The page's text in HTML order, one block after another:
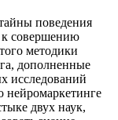
поведения
к совершению
методики
дополненные
исследований
нейромаркетинге
двух наук,